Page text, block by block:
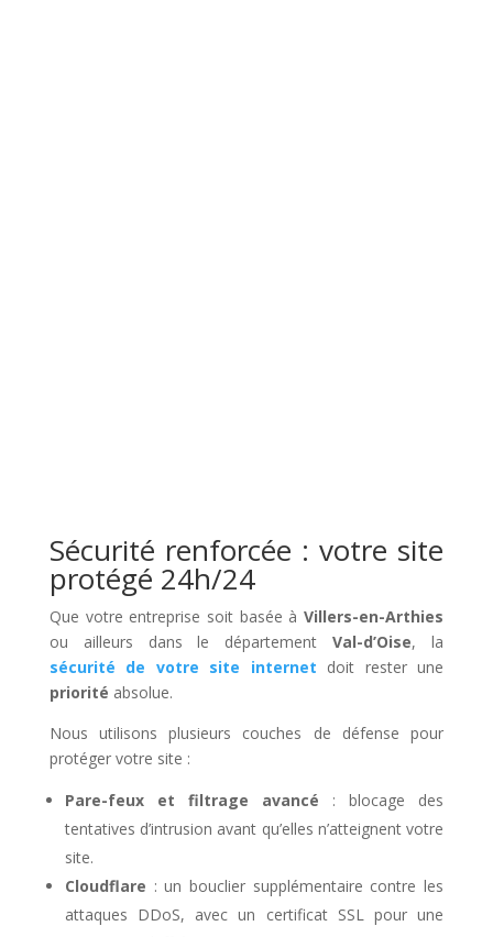
Sécurité renforcée : votre site
protégé 24h/24
Que votre entreprise soit basée àVillers-en-Arthies
ou ailleurs dans le départementVal-d’Oise, la
sécurité de votre site internet doit rester une
priorité absolue.
Nous utilisons plusieurs couches de défense pour
protéger votre site :
Pare-feux et filtrage avancé : blocage des
tentatives d’intrusion avant qu’elles n’atteignent votre
site.
Cloudflare : un bouclier supplémentaire contre les
attaques DDoS, avec un certificat SSL pour une